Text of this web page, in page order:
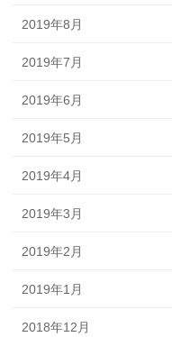
2019年8月
2019年7月
2019年6月
2019年5月
2019年4月
2019年3月
2019年2月
2019年1月
2018年12月